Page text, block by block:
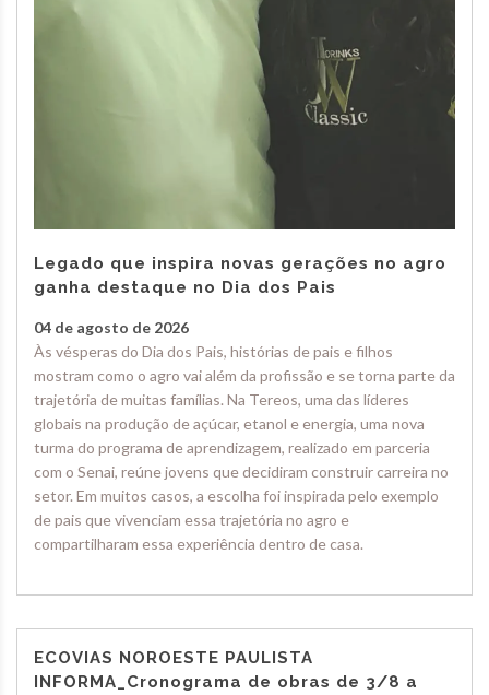
Legado que inspira novas gerações no agro
ganha destaque no Dia dos Pais
04 de agosto de 2026
Às vésperas do Dia dos Pais, histórias de pais e filhos
mostram como o agro vai além da profissão e se torna parte da
trajetória de muitas famílias. Na Tereos, uma das líderes
globais na produção de açúcar, etanol e energia, uma nova
turma do programa de aprendizagem, realizado em parceria
com o Senai, reúne jovens que decidiram construir carreira no
setor. Em muitos casos, a escolha foi inspirada pelo exemplo
de pais que vivenciam essa trajetória no agro e
compartilharam essa experiência dentro de casa.
ECOVIAS NOROESTE PAULISTA
INFORMA_Cronograma de obras de 3/8 a